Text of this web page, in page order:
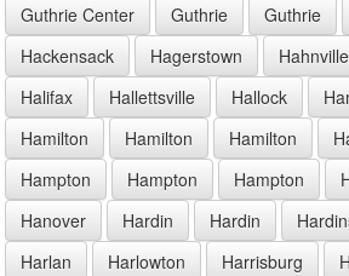
Guthrie Center
Guthrie Guthrie
Hackensack
Hagerstown Hahnville
Halifax
Hallettsville Hallock
Hamilton
Hamilton Hamilton
Hampton
Hampton Hampton
Hanover
Hardin Hardin
Harlan
Harlowton Harrisburg